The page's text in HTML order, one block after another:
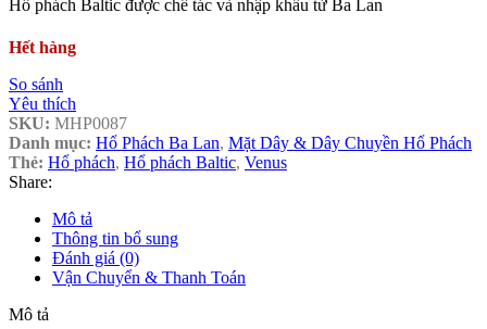
Hổ phách Baltic được chế tác và nhập khẩu từ Ba Lan
Hết hàng
So sánh
Yêu thích
SKU: MHP0087
Danh mục: Hổ Phách Ba Lan, Mặt Dây & Dây Chuyền Hổ Phách
Thẻ: Hổ phách, Hổ phách Baltic, Venus
Share:
Mô tả
Thông tin bổ sung
Đánh giá (0)
Vận Chuyển & Thanh Toán
Mô tả